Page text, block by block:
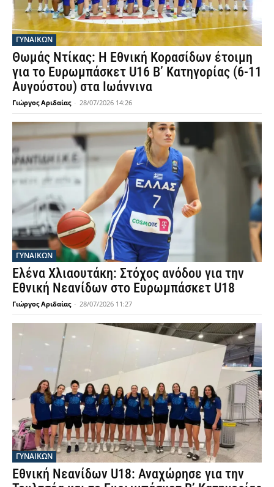
ΓΥΝΑΙΚΩΝ
Θωμάς Ντίκας: Η Εθνική Κορασίδων έτοιμη
για το Ευρωμπάσκετ U16 Β’ Κατηγορίας (6-11
Αυγούστου) στα Ιωάννινα
Γιώργος Αριδαίας - 28/07/2026 14:26
ΓΥΝΑΙΚΩΝ
Ελένα Χλιαουτάκη: Στόχος ανόδου για την
Εθνική Νεανίδων στο Ευρωμπάσκετ U18
Γιώργος Αριδαίας - 28/07/2026 11:27
ΓΥΝΑΙΚΩΝ
Εθνική Νεανίδων U18: Αναχώρησε για την